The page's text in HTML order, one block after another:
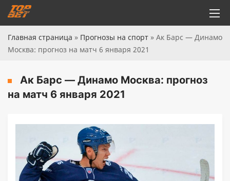
Главная страница » Прогнозы на спорт » Ак Барс — Динамо
Москва: прогноз на матч 6 января 2021
Ак Барс — Динамо Москва: прогноз
на матч 6 января 2021